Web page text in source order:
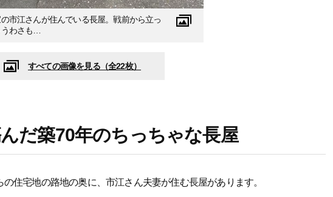
市江さんが住んでいる長屋。戦前から立っ
うわさも…
すべての画像を見る（全22枚）
だ築70年のちっちゃな長屋
住宅地の路地の奥に、市江さん夫妻が住む長屋があります。